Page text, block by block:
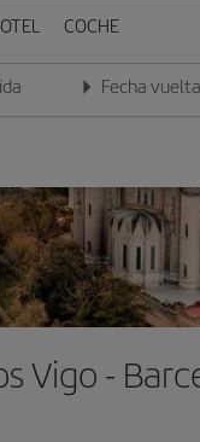
COCHE
la fecha en formato día/mes/
Fecha vuelta
Introduce la
Vigo -